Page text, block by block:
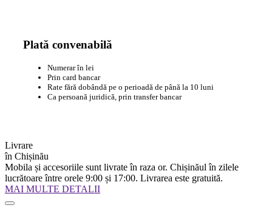
Plată convenabilă
Numerar în lei
Prin card bancar
Rate fără dobândă pe o perioadă de până la 10 luni
Ca persoană juridică, prin transfer bancar
Livrare
în Chișinău
Mobila și accesoriile sunt livrate în raza or. Chișinăul în zilele
lucrătoare între orele 9:00 și 17:00. Livrarea este gratuită.
MAI MULTE DETALII